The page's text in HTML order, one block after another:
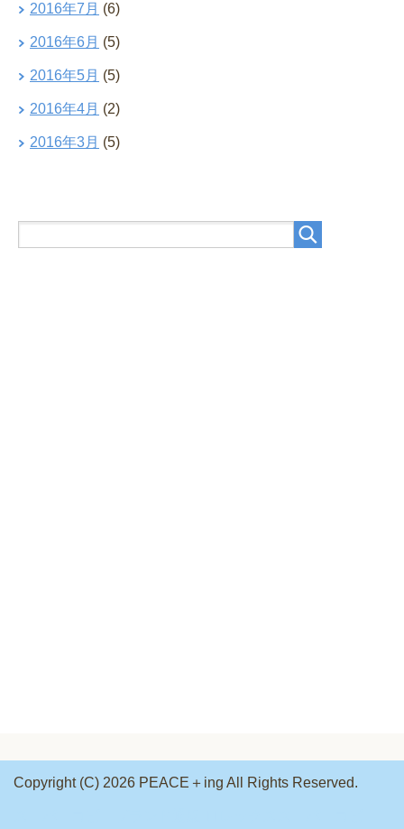
2016年7月 (6)
2016年6月 (5)
2016年5月 (5)
2016年4月 (2)
2016年3月 (5)
Copyright (C) 2026 PEACE＋ing All Rights Reserved.